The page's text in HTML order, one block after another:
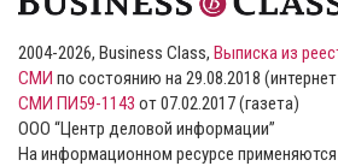
2004-2026, Business Class, Выписка из
СМИ по состоянию на 29.08.2018
СМИ ПИ59-1143 от 07.02.2017 (газета)
ООО “Центр деловой информации”
На информационном ресурсе применяются